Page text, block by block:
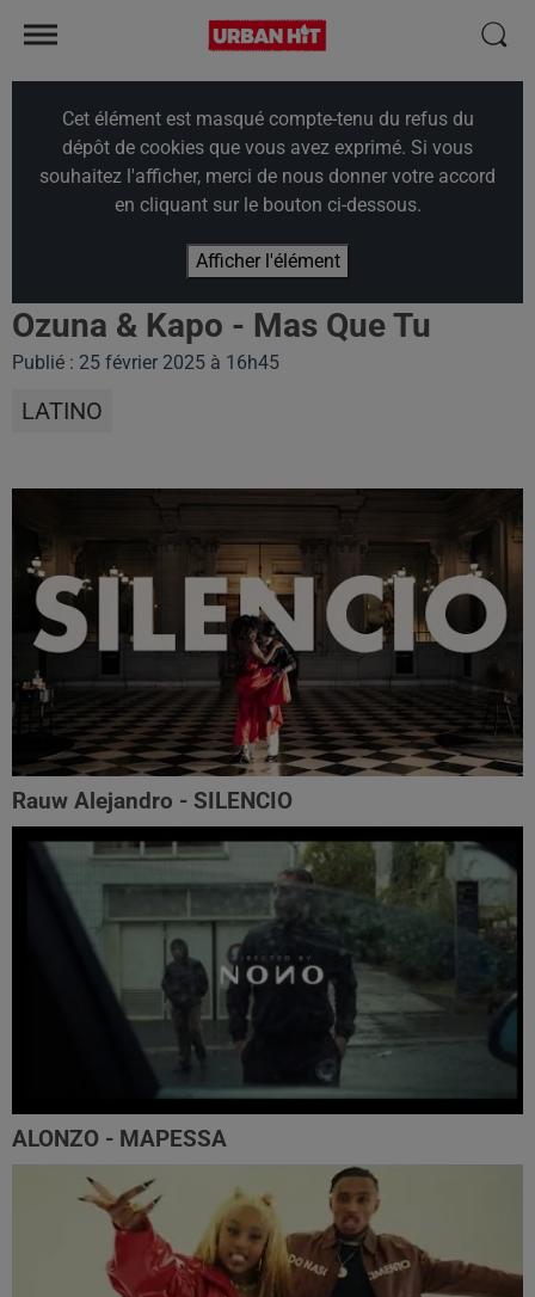
Cet élément est masqué compte-tenu du refus du
dépôt de cookies que vous avez exprimé. Si vous
souhaitez l'afficher, merci de nous donner votre accord
en cliquant sur le bouton ci-dessous.
Afficher l'élément
Ozuna & Kapo - Mas Que Tu
Publié : 25 février 2025 à 16h45
LATINO
Rauw Alejandro - SILENCIO
ALONZO - MAPESSA